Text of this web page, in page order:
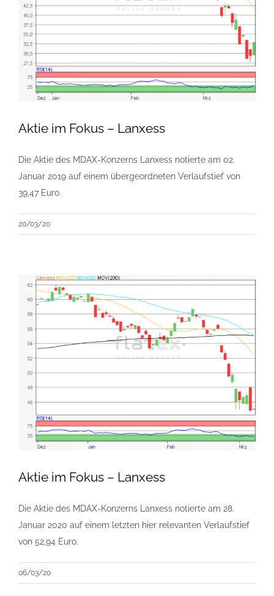
Aktie im Fokus – Lanxess
Die Aktie des MDAX-Konzerns Lanxess notierte am 02.
Januar 2019 auf einem übergeordneten Verlaufstief von
39,47 Euro.
20/03/20
Aktie im Fokus – Lanxess
Die Aktie des MDAX-Konzerns Lanxess notierte am 28.
Januar 2020 auf einem letzten hier relevanten Verlaufstief
von 52,94 Euro.
06/03/20